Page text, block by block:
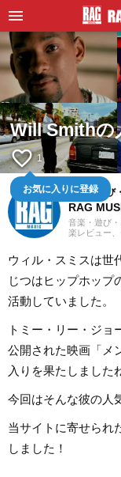
Will Smithの
favorite_border 1
お気に入りに登録
音楽・遊び
RAG
音楽・遊び
楽レビュー
ウィル・スミスは世
じつはヒップホップ
活動していました。
トミー・リー・ジョ
公開された映画「メ
入りを果たしました
今回はそんな彼の人
当サイトに寄せられ
しました！